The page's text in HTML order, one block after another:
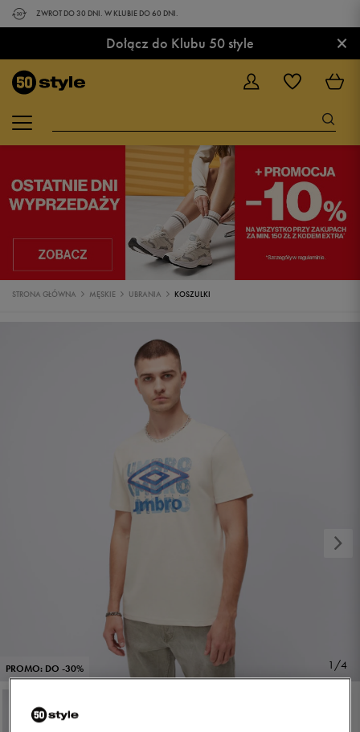
ZWROT DO 30 DNI. W KLUBIE DO 60 DNI.
Dołącz do Klubu 50 style ×
STRONA GŁÓWNA MĘSKIE UBRANIA KOSZULKI
PROMO: DO -30% 1/4